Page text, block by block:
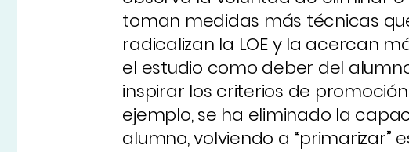
toman medidas más técnicas
radicalizan la LOE y la acercan
el estudio como deber del
inspirar los criterios de
ejemplo, se ha eliminado la
alumno, volviendo a “primarizar”